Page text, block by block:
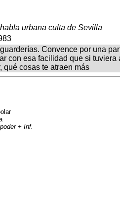
urbana culta de Sevilla
Convence por una
con esa facilidad que si
qué cosas te atraen más
poder + Inf.